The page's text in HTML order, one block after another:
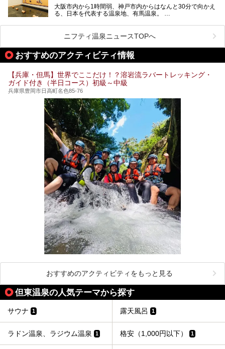
大阪市内から1時間弱、神戸市内からはなんと30分で向かえ
る、日本を代表する温泉地、有馬温泉。
有名な「金泉」と「銀泉」に加え、人工のの炭酸泉まで楽し
める、ある意味「最強」ともいえる施設です。
今回は自慢のお湯をメインにその魅力の数々を紹介します！
ニフティ温泉ニュースTOPへ
おすすめのアクティビティ情報
【兵庫・但馬】世界でここだけ！？溶岩流ラバートレッキング・
ガイド付き（半日コース）初級～中級
兵庫県豊岡市日高町名色85-76
おすすめのアクティビティをもっと見る
但東温泉の人気テーマから探す
サウナ 1 露天風呂 1
ラドン温泉、ラジウム温泉 1 格安（1,000円以下） 1